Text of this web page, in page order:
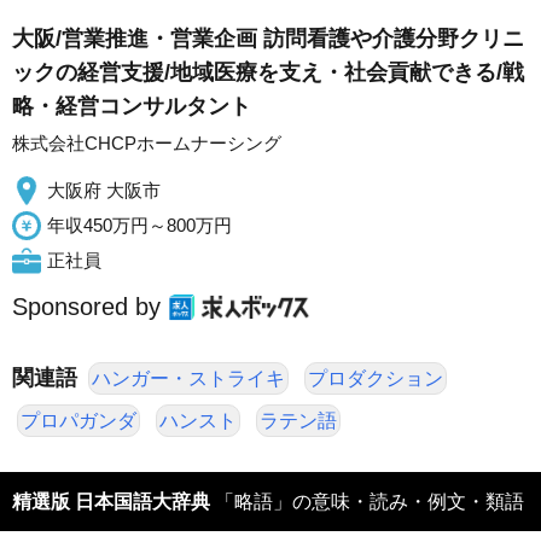
大阪/営業推進・営業企画 訪問看護や介護分野クリニ
ックの経営支援/地域医療を支え・社会貢献できる/戦
略・経営コンサルタント
株式会社CHCPホームナーシング
大阪府 大阪市
年収450万円～800万円
正社員
Sponsored by
関連語 ハンガー・ストライキ プロダクション
プロパガンダ ハンスト ラテン語
精選版 日本国語大辞典 「略語」の意味・読み・例文・類語